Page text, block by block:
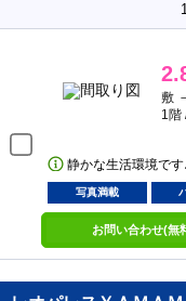
敷
1階
静かな生活環境です
写真満載
お問い合わせ(無